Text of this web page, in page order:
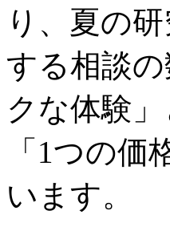
り、夏の
する相談
クな体験
「1つの
います。